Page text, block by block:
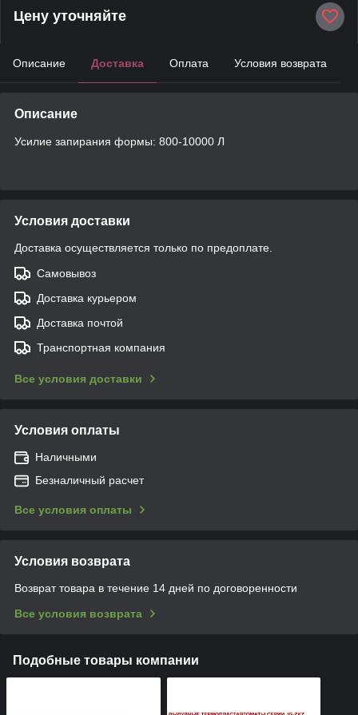
Цену уточняйте
Описание Доставка Оплата Условия возврата
Описание
Усилие запирания формы: 800-10000 Л
Условия доставки
Доставка осуществляется только по предоплате.
Самовывоз
Доставка курьером
Доставка почтой
Транспортная компания
Все условия доставки
Условия оплаты
Наличными
Безналичный расчет
Все условия оплаты
Условия возврата
Возврат товара в течение 14 дней по договоренности
Все условия возврата
Подобные товары компании